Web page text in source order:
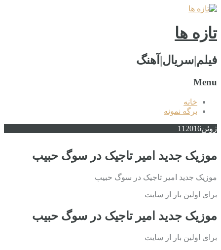
تازه ها
فیلم|سریال|آهنگ
Menu
خانه
برگه نمونه
ژوئن 11 2016
موزیک جدید امیر تاجیک در سوگ حبیب
موزیک جدید امیر تاجیک در سوگ حبیب
برای اولین بار از سایت
موزیک جدید امیر تاجیک در سوگ حبیب
برای اولین بار از سایت